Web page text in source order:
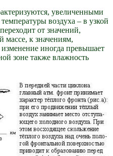
увеличенными
воздуха – в узкой
от значений,
массе, к значениям,
иногда превышает
зоне также влажность